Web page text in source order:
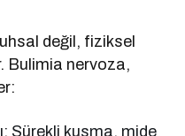
değil, fiziksel
Bulimia nervoza,
Sürekli kusma, mide